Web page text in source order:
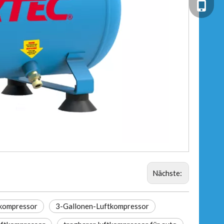
Nächste:
3-Gallonen-Luftkompressor